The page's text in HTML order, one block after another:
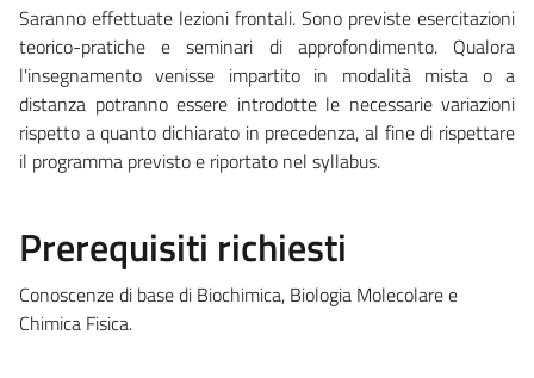
Saranno effettuate lezioni frontali. Sono previste esercitazioni
teorico-pratiche e seminari di approfondimento. Qualora
l'insegnamento venisse impartito in modalità mista o a
distanza potranno essere introdotte le necessarie variazioni
rispetto a quanto dichiarato in precedenza, al fine di rispettare
il programma previsto e riportato nel syllabus.
Prerequisiti richiesti
Conoscenze di base di Biochimica, Biologia Molecolare e
Chimica Fisica.